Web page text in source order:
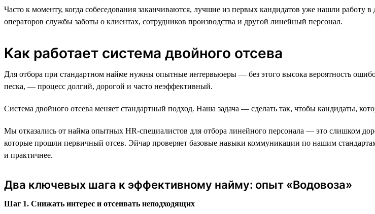
Часто к моменту, когда собеседования заканчиваются, лучшие из первых кандидатов уже нашли
операторов службы заботы о клиентах, сотрудников производства и другой линейный персонал.
Как работает система двойного отсева
Для отбора при стандартном найме нужны опытные интервьюеры — без этого высока вероятность
песка, — процесс долгий, дорогой и часто неэффективный.
Система двойного отсева меняет стандартный подход. Наша задача — сделать так, чтобы кандидаты,
Мы отказались от найма опытных HR-специалистов для отбора линейного персонала — это слишком
которые прошли первичный отсев. Эйчар проверяет базовые навыки коммуникации по нашим
и практичнее.
Два ключевых шага к эффективному найму: опыт «Водовоза»
Шаг 1. Снижать интерес и отсеивать неподходящих